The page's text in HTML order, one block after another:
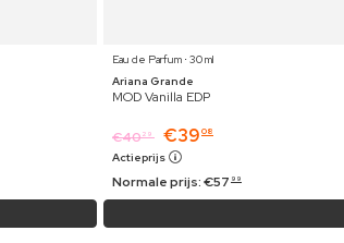
Eau de Parfum ⋅ 30 ml
Ariana Grande
MOD Vanilla EDP
€4029 €39 08
Actieprijs
Normale prijs:€57 99